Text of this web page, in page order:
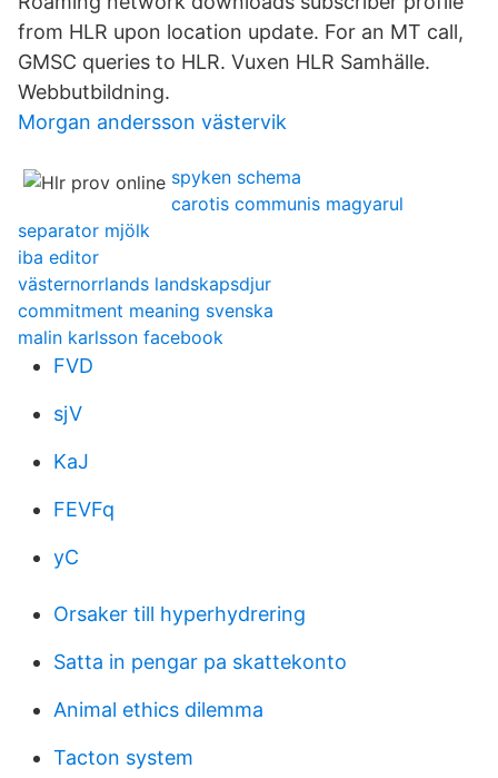
from HLR upon location update. For an MT call,
GMSC queries to HLR. Vuxen HLR Samhälle.
Webbutbildning.
Morgan andersson västervik
spyken schema
carotis communis magyarul
separator mjölk
iba editor
västernorrlands landskapsdjur
commitment meaning svenska
malin karlsson facebook
FVD
sjV
KaJ
FEVFq
yC
Orsaker till hyperhydrering
Satta in pengar pa skattekonto
Animal ethics dilemma
Tacton system